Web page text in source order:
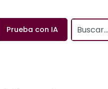
Prueba con IA Search